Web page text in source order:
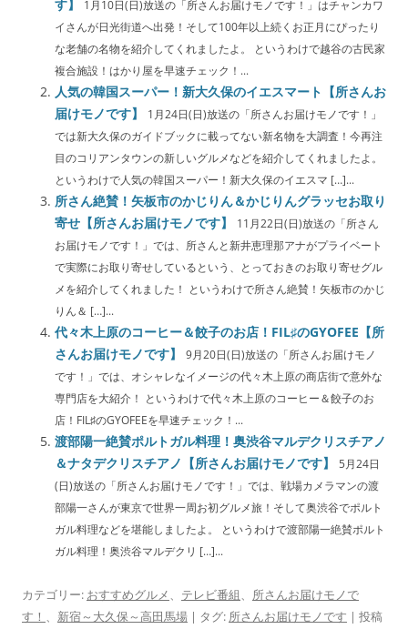
す】
1月10日(日)放送の「所さんお届けモノです！」はチャンカワ
イさんが日光街道へ出発！そして100年以上続くお正月にぴったり
な老舗の名物を紹介してくれましたよ。 というわけで越谷の古民家
複合施設！はかり屋を早速チェック！...
人気の韓国スーパー！新大久保のイエスマート【所さんお
届けモノです】
1月24日(日)放送の「所さんお届けモノです！」
では新大久保のガイドブックに載ってない新名物を大調査！今再注
目のコリアンタウンの新しいグルメなどを紹介してくれましたよ。
というわけで人気の韓国スーパー！新大久保のイエスマ […]...
所さん絶賛！矢板市のかじりん＆かじりんグラッセお取り
寄せ【所さんお届けモノです】
11月22日(日)放送の「所さん
お届けモノです！」では、所さんと新井恵理那アナがプライベート
で実際にお取り寄せしているという、とっておきのお取り寄せグル
メを紹介してくれました！ というわけで所さん絶賛！矢板市のかじ
りん＆ […]...
代々木上原のコーヒー＆餃子のお店！FIL♯のGYOFEE【所
さんお届けモノです】
9月20日(日)放送の「所さんお届けモノ
です！」では、オシャレなイメージの代々木上原の商店街で意外な
専門店を大紹介！ というわけで代々木上原のコーヒー＆餃子のお
店！FIL♯のGYOFEEを早速チェック！...
渡部陽一絶賛ポルトガル料理！奥渋谷マルデクリスチアノ
＆ナタデクリスチアノ【所さんお届けモノです】
5月24日
(日)放送の「所さんお届けモノです！」では、戦場カメラマンの渡
部陽一さんが東京で世界一周お初グルメ旅！そして奥渋谷でポルト
ガル料理などを堪能しましたよ。 というわけで渡部陽一絶賛ポルト
ガル料理！奥渋谷マルデクリ […]...
カテゴリー: おすすめグルメ、 テレビ番組、 所さんお届けモノで
す！ 、 新宿～大久保～高田馬場 | タグ: 所さんお届けモノです | 投稿